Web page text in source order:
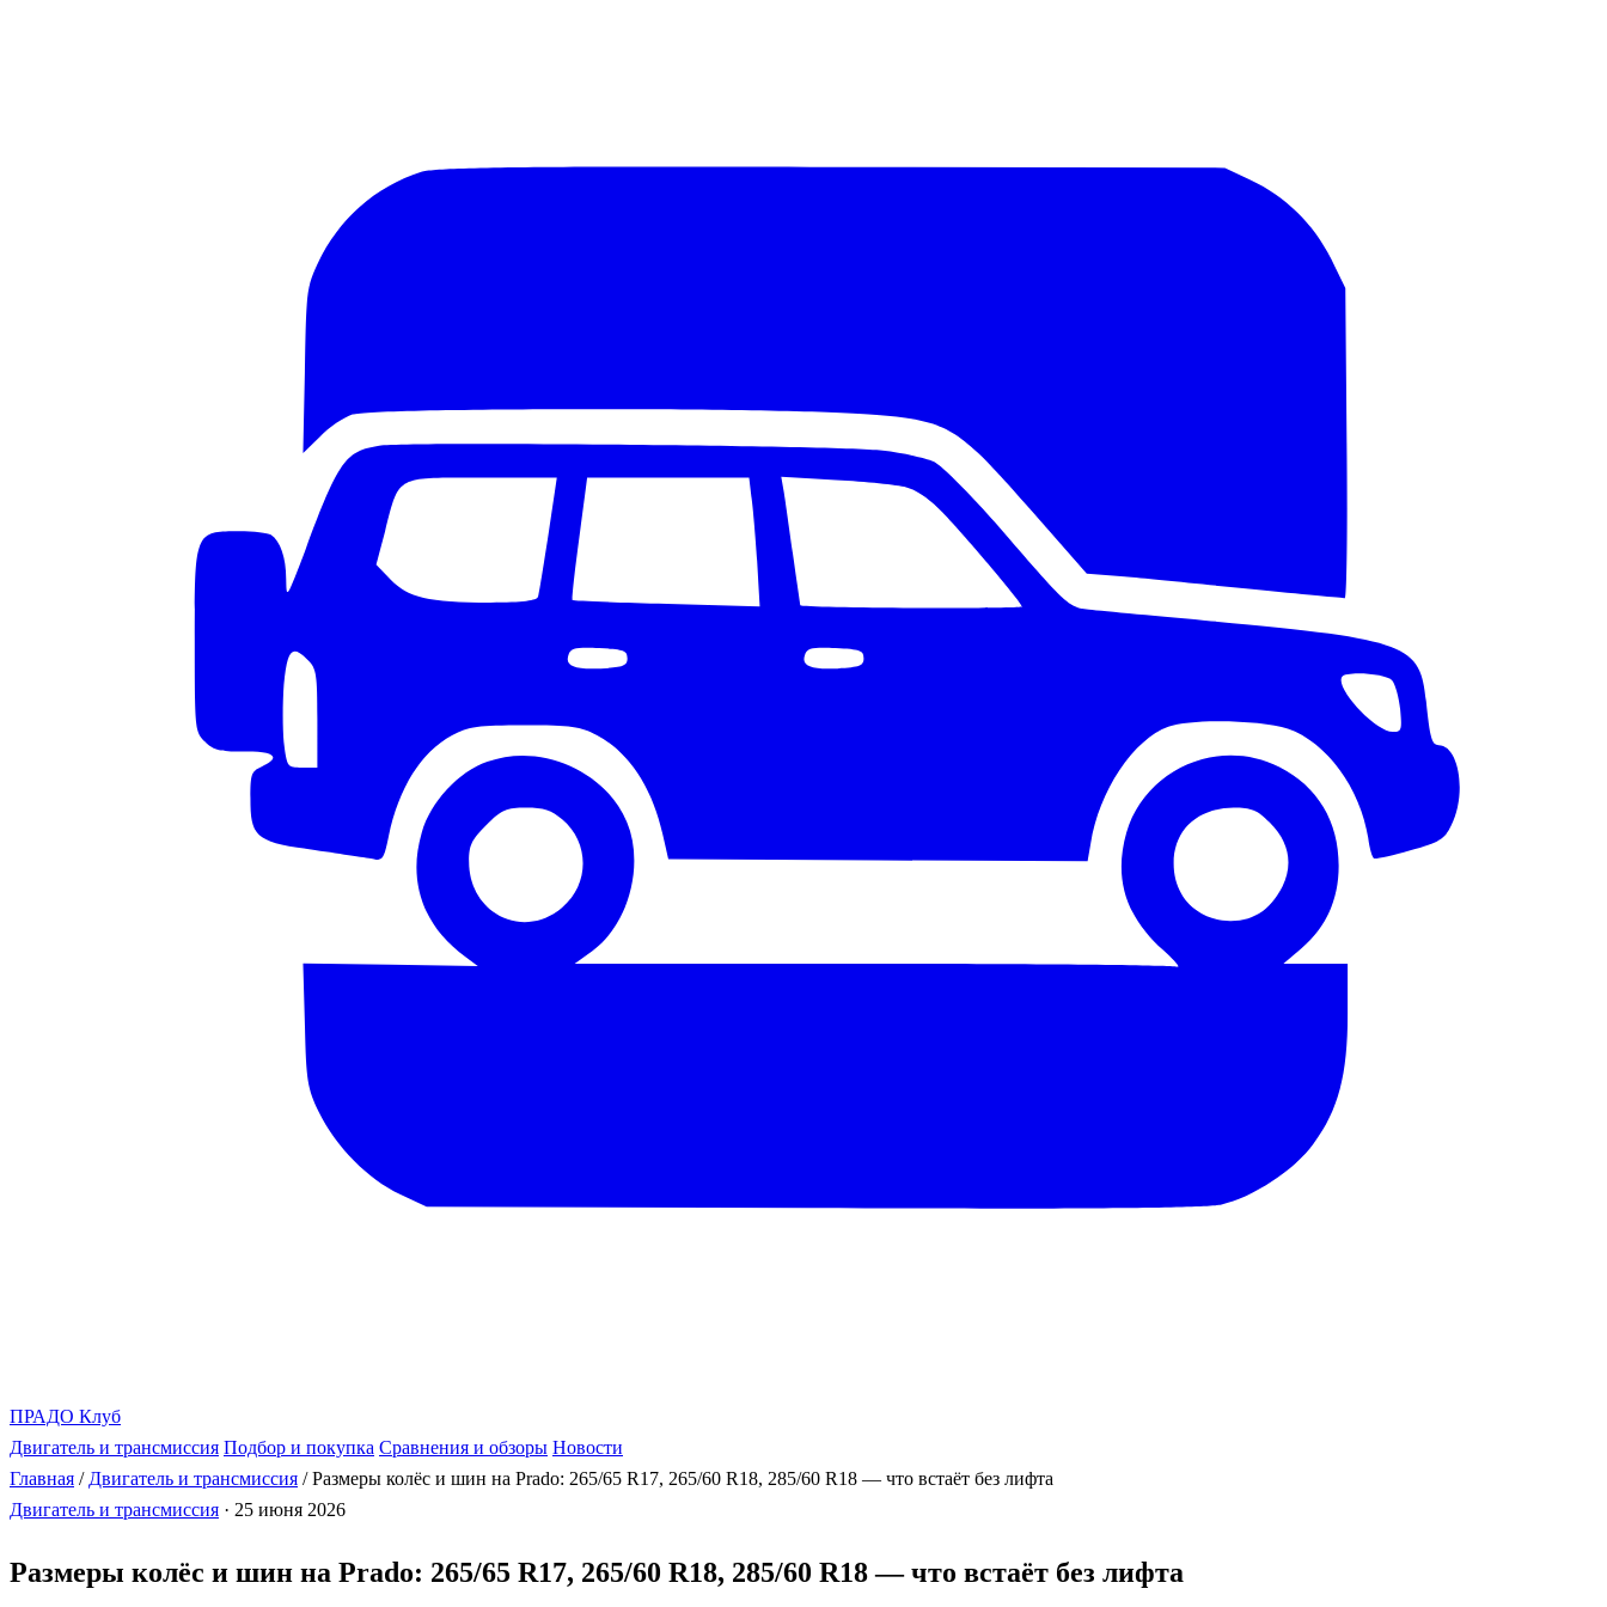
ПРАДО Клуб
Двигатель и трансмиссия Подбор и покупка Сравнения и обзоры Новости
Главная / Двигатель и трансмиссия / Размеры колёс и шин на Prado: 265/65 R17, 265/60 R18, 285/60 R18 — что встаёт без лифта
Двигатель и трансмиссия · 25 июня 2026
Размеры колёс и шин на Prado: 265/65 R17, 265/60 R18, 285/60 R18 — что встаёт без лифта